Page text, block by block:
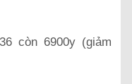
còn 6900y (giảm